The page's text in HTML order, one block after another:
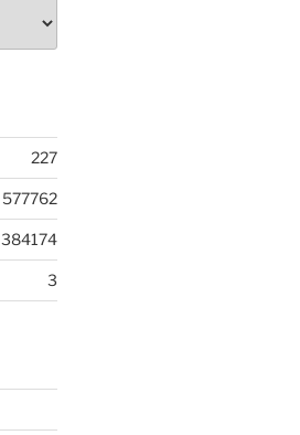
227
577762
384174
3